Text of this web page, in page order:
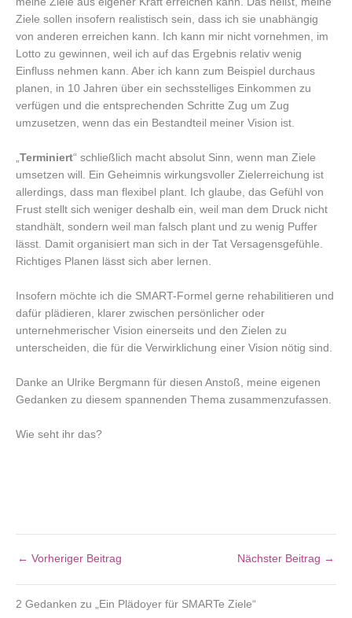
Ziele sollen insofern realistisch sein, dass ich sie unabhängig
von anderen erreichen kann. Ich kann mir nicht vornehmen, im
Lotto zu gewinnen, weil ich auf das Ergebnis relativ wenig
Einfluss nehmen kann. Aber ich kann zum Beispiel durchaus
planen, in 10 Jahren über ein sechsstelliges Einkommen zu
verfügen und die entsprechenden Schritte Zug um Zug
umzusetzen, wenn das ein Bestandteil meiner Vision ist.
„Terminiert“ schließlich macht absolut Sinn, wenn man Ziele
umsetzen will. Ein Geheimnis wirkungsvoller Zielerreichung ist
allerdings, dass man flexibel plant. Ich glaube, das Gefühl von
Frust stellt sich weniger deshalb ein, weil man dem Druck nicht
standhält, sondern weil man falsch plant und zu wenig Puffer
lässt. Damit organisiert man sich in der Tat Versagensgefühle.
Richtiges Planen lässt sich aber lernen.
Insofern möchte ich die SMART-Formel gerne rehabilitieren und
dafür plädieren, klarer zwischen persönlicher oder
unternehmerischer Vision einerseits und den Zielen zu
unterscheiden, die für die Verwirklichung einer Vision nötig sind.
Danke an Ulrike Bergmann für diesen Anstoß, meine eigenen
Gedanken zu diesem spannenden Thema zusammenzufassen.
Wie seht ihr das?
← Vorheriger Beitrag Nächster Beitrag →
2 Gedanken zu „Ein Plädoyer für SMARTe Ziele“